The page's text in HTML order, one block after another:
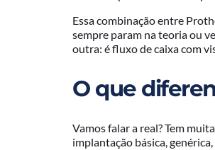
Essa combinação entre
sempre param na teoria ou
outra: é fluxo de caixa com
O que
Vamos falar a real? Tem
implantação básica,